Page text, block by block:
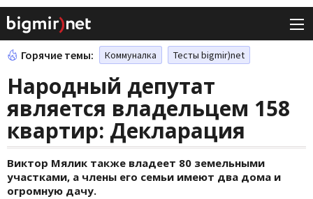
Горячие темы: Коммуналка Тесты bigmir)net
Народный депутат
является владельцем 158
квартир: Декларация
Виктор Мялик также владеет 80 земельными
участками, а члены его семьи имеют два дома и
огромную дачу.